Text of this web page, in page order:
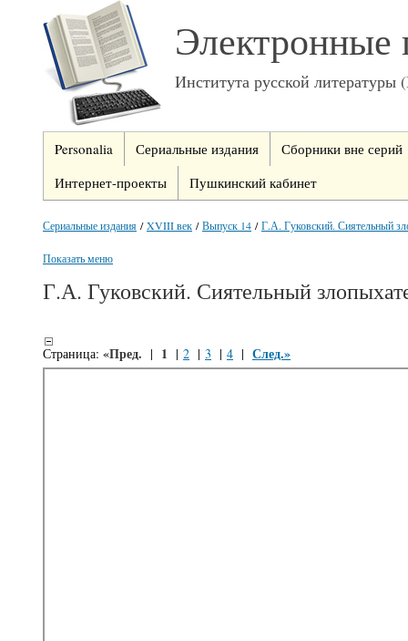
Электронные
Института русской
Personalia Сериальные издания
Сборники вне серий
Интернет-проекты
Пушкинский кабинет
Сериальные издания /XVIII век /Выпуск 14 /Г.А. Гуковский. Сиятельный
Показать меню
Г.А. Гуковский. Сиятельный
Страница: «Пред. | 1 | 2 | 3 | 4 | След.»